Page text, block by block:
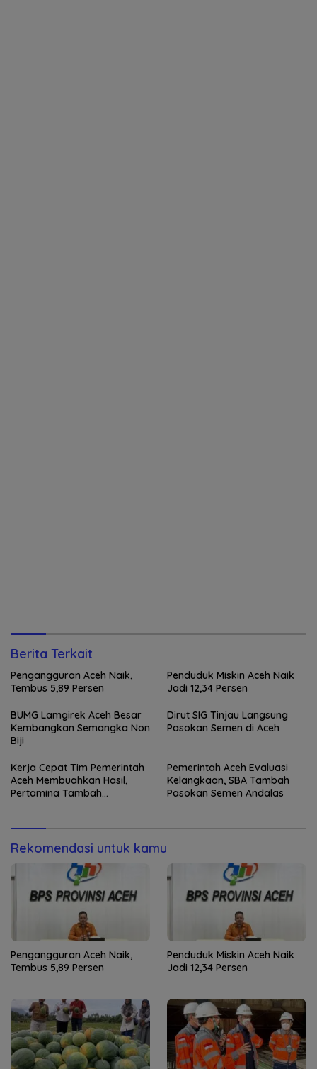
Berita Terkait
Pengangguran Aceh Naik,
Tembus 5,89 Persen
Penduduk Miskin Aceh Naik
Jadi 12,34 Persen
BUMG Lamgirek Aceh Besar
Kembangkan Semangka Non
Biji
Dirut SIG Tinjau Langsung
Pasokan Semen di Aceh
Kerja Cepat Tim Pemerintah
Aceh Membuahkan Hasil,
Pertamina Tambah
Pemerintah Aceh Evaluasi
Kelangkaan, SBA Tambah
Pasokan Semen Andalas
Rekomendasi untuk kamu
Pengangguran Aceh Naik,
Tembus 5,89 Persen
Penduduk Miskin Aceh Naik
Jadi 12,34 Persen